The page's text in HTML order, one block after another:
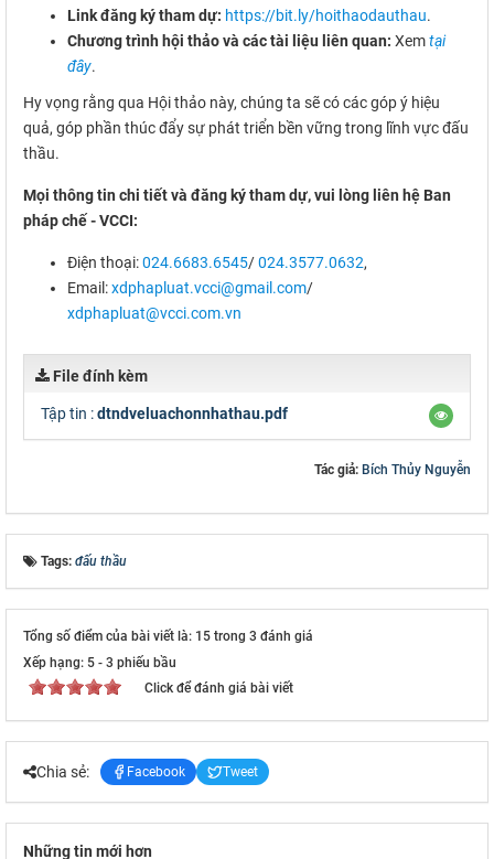
Link đăng ký tham dự: https://bit.ly/hoithaodauthau.
Chương trình hội thảo và các tài liệu liên quan: Xemtại
đây.
Hy vọng rằng qua Hội thảo này, chúng ta sẽ có các góp ý hiệu
quả, góp phần thúc đẩy sự phát triển bền vững trong lĩnh vực đấu
thầu.
Mọi thông tin chi tiết và đăng ký tham dự, vui lòng liên hệ Ban
pháp chế - VCCI:
Điện thoại:024.6683.6545/024.3577.0632,
Email:xdphapluat.vcci@gmail.com/
xdphapluat@vcci.com.vn
File đính kèm
Tập tin :dtndveluachonnhathau.pdf
Tác giả: Bích Thủy Nguyễn
Tags: đấu thầu
Tổng số điểm của bài viết là: 15 trong 3 đánh giá
Xếp hạng: 5 - 3 phiếu bầu
Click để đánh giá bài viết
Chia sẻ: Facebook Tweet
Những tin mới hơn